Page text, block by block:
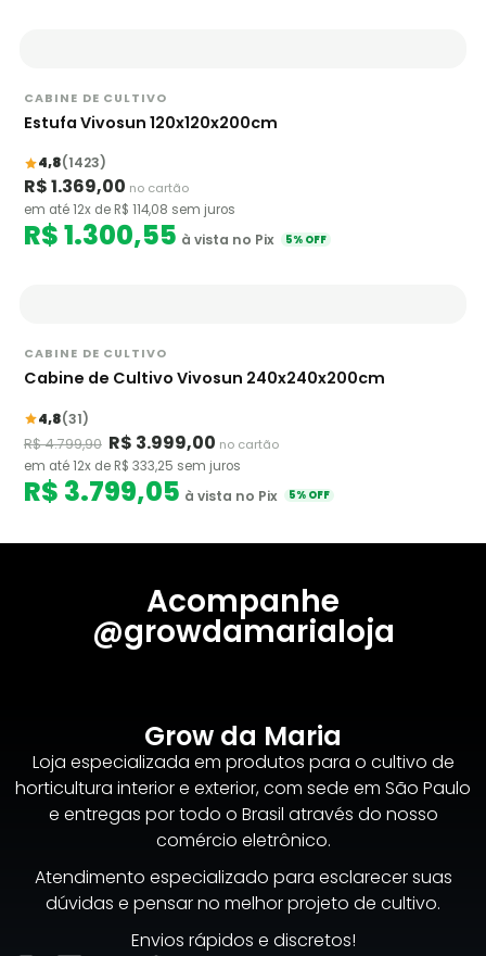
CABINE DE CULTIVO
Estufa Vivosun 120x120x200cm
4,8(1423)
R$ 1.369,00 no cartão
em até 12x de R$ 114,08 sem juros
R$ 1.300,55 à vista no Pix 5% OFF
CABINE DE CULTIVO
Cabine de Cultivo Vivosun 240x240x200cm
4,8(31)
R$ 4.799,90 R$ 3.999,00 no cartão
em até 12x de R$ 333,25 sem juros
R$ 3.799,05 à vista no Pix 5% OFF
Acompanhe
@growdamarialoja
Grow da Maria
Loja especializada em produtos para o cultivo de
horticultura interior e exterior, com sede em São Paulo
e entregas por todo o Brasil através do nosso
comércio eletrônico.
Atendimento especializado para esclarecer suas
dúvidas e pensar no melhor projeto de cultivo.
Envios rápidos e discretos!